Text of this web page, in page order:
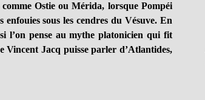
Ostie ou Mérida, lorsque Pompéi
sous les cendres du Vésuve. En
l’on pense au mythe platonicien qui fit
Vincent Jacq puisse parler d’Atlantides,